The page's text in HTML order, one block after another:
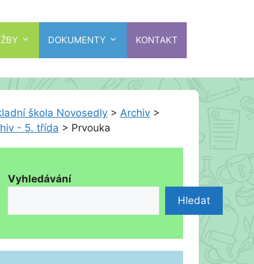
DOKUMENTY KONTAKT
škola Novosedly> Archiv>
- 5. třída > Prvouka
Vyhledávání
Hledat